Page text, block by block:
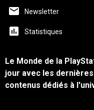
Newsletter
Statistiques
Le Monde de la
jour avec les
contenus dédiés à